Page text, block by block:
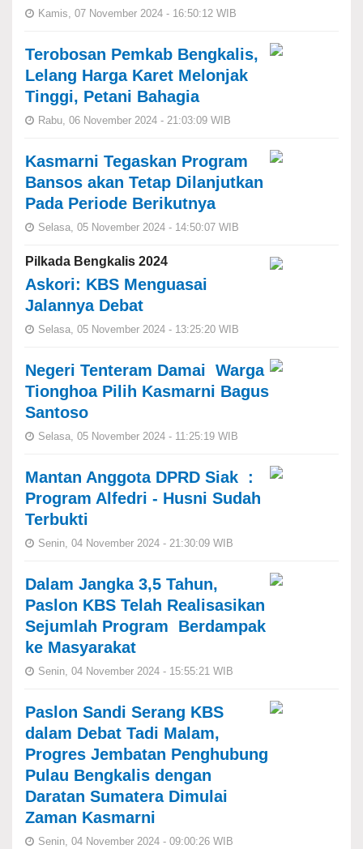
Kamis, 07 November 2024 - 16:50:12 WIB
Terobosan Pemkab Bengkalis,
Lelang Harga Karet Melonjak
Tinggi, Petani Bahagia
Rabu, 06 November 2024 - 21:03:09 WIB
Kasmarni Tegaskan Program
Bansos akan Tetap Dilanjutkan
Pada Periode Berikutnya
Selasa, 05 November 2024 - 14:50:07 WIB
Pilkada Bengkalis 2024
Askori: KBS Menguasai
Jalannya Debat
Selasa, 05 November 2024 - 13:25:20 WIB
Negeri Tenteram Damai Warga
Tionghoa Pilih Kasmarni Bagus
Santoso
Selasa, 05 November 2024 - 11:25:19 WIB
Mantan Anggota DPRD Siak :
Program Alfedri - Husni Sudah
Terbukti
Senin, 04 November 2024 - 21:30:09 WIB
Dalam Jangka 3,5 Tahun,
Paslon KBS Telah Realisasikan
Sejumlah Program Berdampak
ke Masyarakat
Senin, 04 November 2024 - 15:55:21 WIB
Paslon Sandi Serang KBS
dalam Debat Tadi Malam,
Progres Jembatan Penghubung
Pulau Bengkalis dengan
Daratan Sumatera Dimulai
Zaman Kasmarni
Senin, 04 November 2024 - 09:00:26 WIB